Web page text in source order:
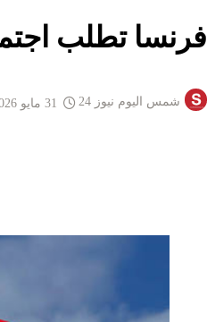
فرنسا تطلب
شمس اليوم نيوز 24